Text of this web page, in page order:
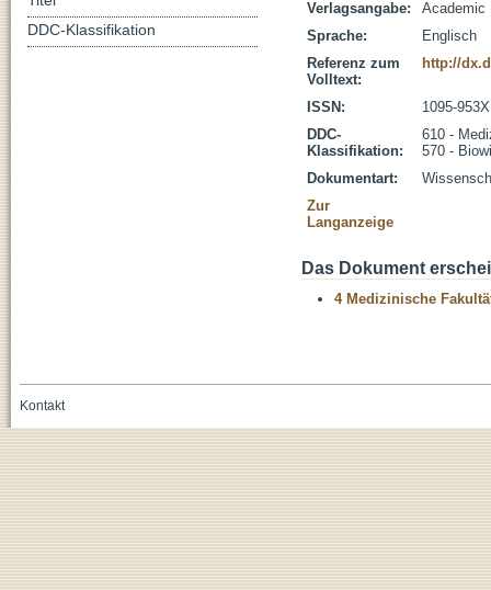
Verlagsangabe:
Academic
Sprache:
Englisch
Referenz zum
Volltext:
http://
ISSN:
1095-953X
DDC-
Klassifikation:
610 -
570 -
Dokumentart:
Zur
Langanzeige
Das Dokument
4 Medizinische
DDC-Klassifikation
Kontakt